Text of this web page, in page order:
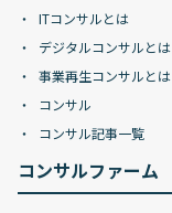
ITコンサルとは
デジタルコンサルとは
事業再生コンサルとは
コンサル
コンサル記事一覧
コンサルファーム